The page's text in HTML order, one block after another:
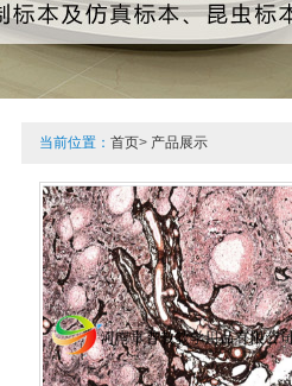
当前位置： 首页> 产品展示